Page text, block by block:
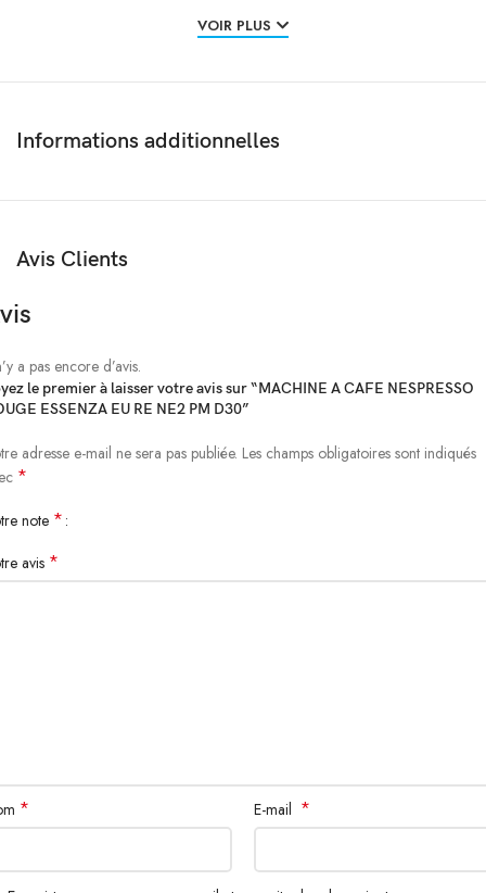
VOIR PLUS
Informations additionnelles
Avis Clients
a pas encore d’avis.
le premier à laisser votre avis sur “MACHINE A CAFE NESPRESSO
ESSENZA EU RE NE2 PM D30”
adresse e-mail ne sera pas publiée. Les champs obligatoires sont indiqués
*
note *
avis *
* E-mail *